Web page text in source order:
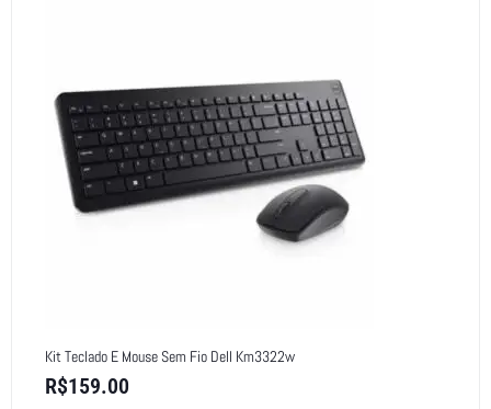
Kit Teclado E Mouse Sem Fio Dell Km3322w
R$159.00